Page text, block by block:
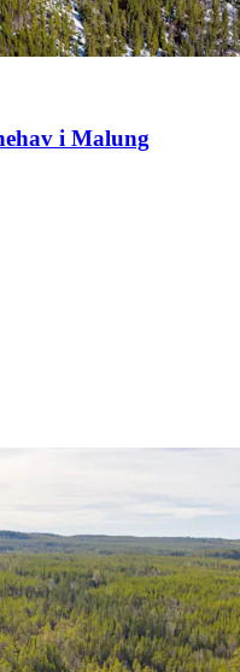
i Malung